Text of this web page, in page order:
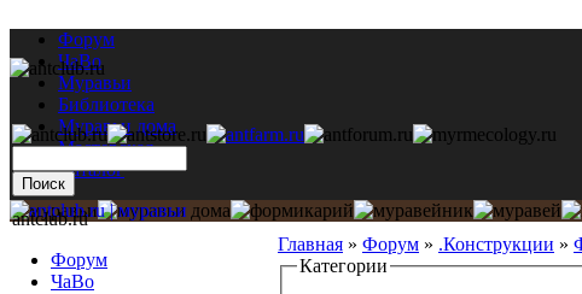
Форум
ЧаВо
Муравьи
Библиотека
Муравьи дома
Мастерская
Каталог
Главная » Форум » .Конструкции »
Категории
antclub.ru
Форум
ЧаВо